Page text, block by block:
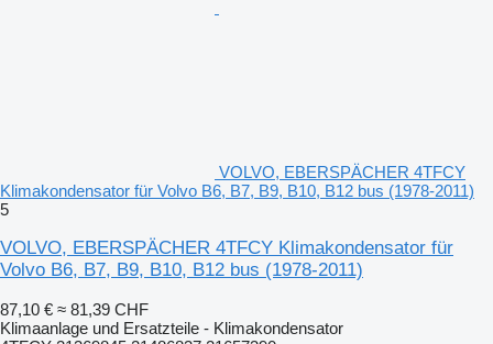
VOLVO, EBERSPÄCHER 4TFCY
Klimakondensator für Volvo B6, B7, B9, B10, B12 bus (1978-2011)
5
VOLVO, EBERSPÄCHER 4TFCY Klimakondensator für
Volvo B6, B7, B9, B10, B12 bus (1978-2011)
87,10 € ≈ 81,39 CHF
Klimaanlage und Ersatzteile - Klimakondensator